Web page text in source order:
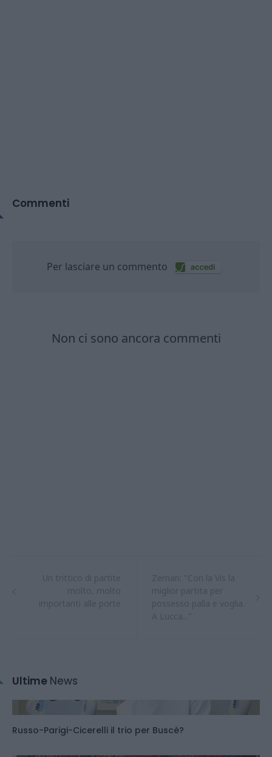
Commenti
Ultime News
Russo-Parigi-Cicerelli il trio per Buscè?